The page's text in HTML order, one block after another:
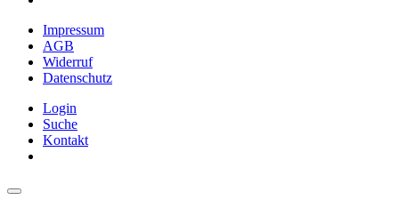
Impressum
AGB
Widerruf
Datenschutz
Login
Suche
Kontakt